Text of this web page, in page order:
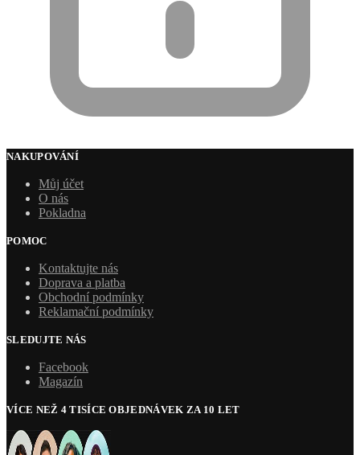
NAKUPOVÁNÍ
Můj účet
O nás
Pokladna
POMOC
Kontaktujte nás
Doprava a platba
Obchodní podmínky
Reklamační podmínky
SLEDUJTE NÁS
Facebook
Magazín
VÍCE NEŽ 4 TISÍCE OBJEDNÁVEK ZA 10 LET